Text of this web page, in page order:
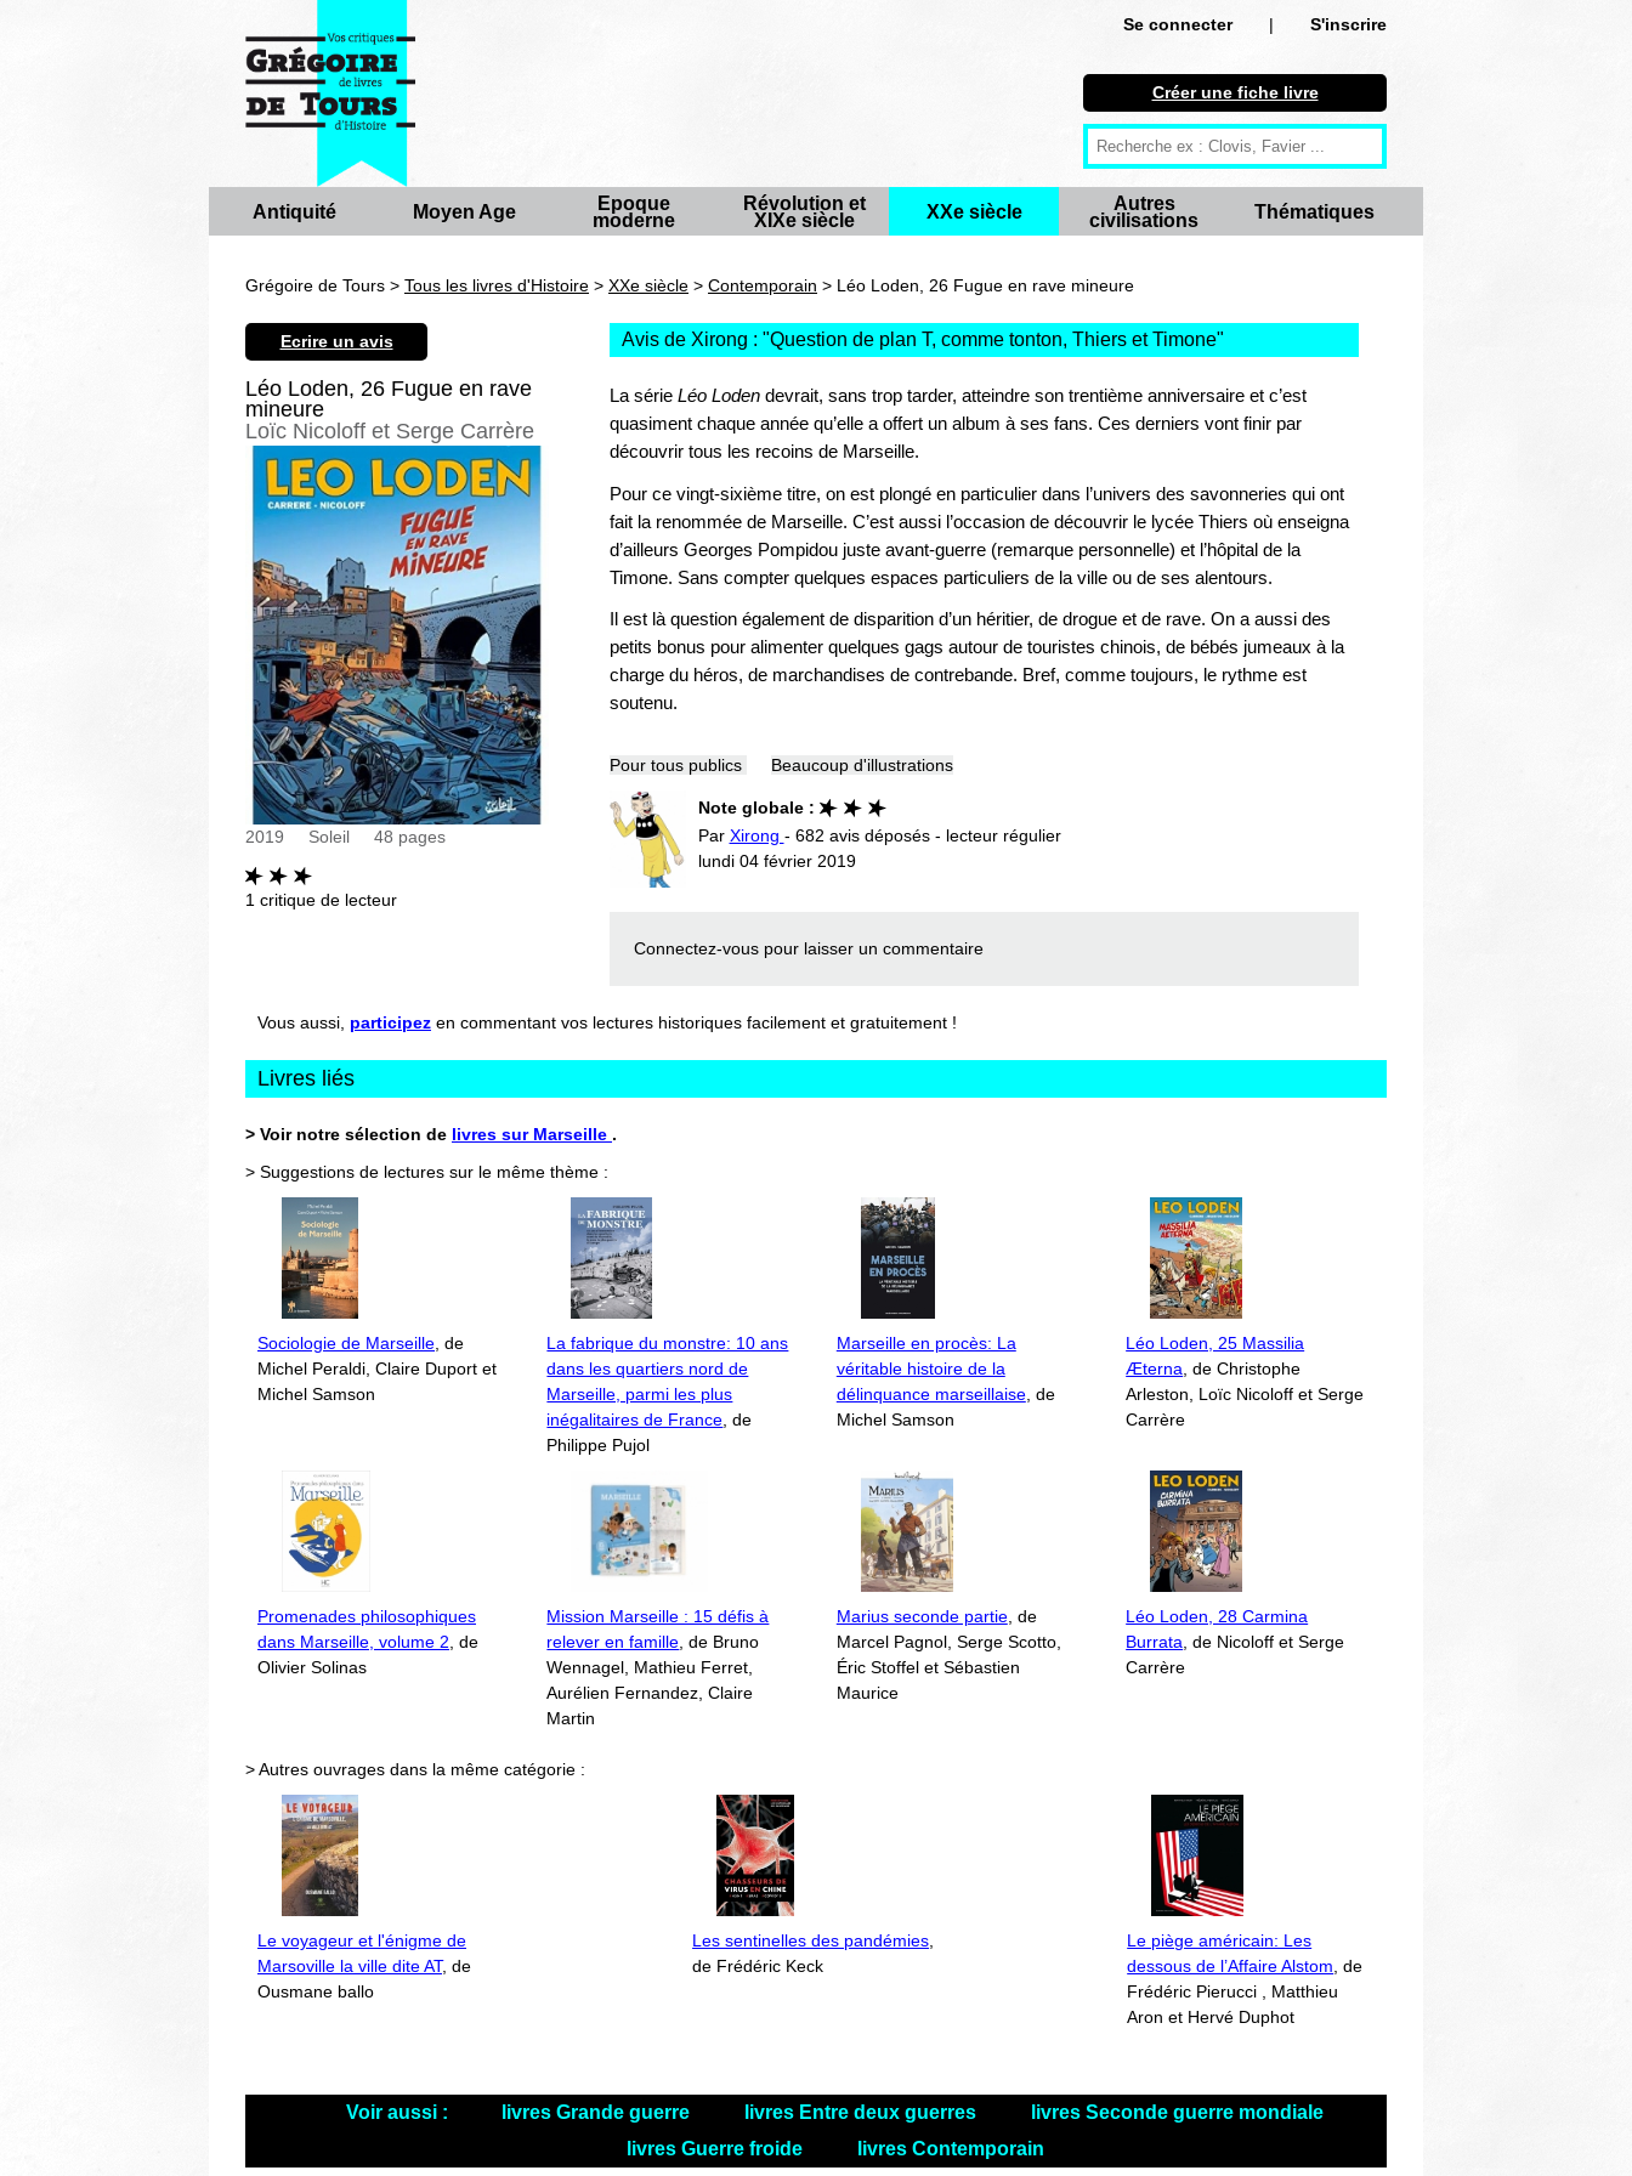
Se connecter |
S'inscrire
S'inscrire
Créer une fiche livre
Antiquité
Epoque moderne
Autres civilisations
Thématiques
Créer une fiche livre
Antiquité Moyen Age
Epoque
moderne
Révolution et
XIXe siècle
XXe siècle
Autres
civilisations
Thématiques
Grégoire de Tours > Tous les livres d'Histoire > XXe siècle > Contemporain > Léo Loden, 26 Fugue en rave mineure
Ecrire un avis
Léo Loden, 26 Fugue en rave
mineure
Loïc Nicoloff et Serge Carrère
2019 Soleil 48 pages
1 critique de lecteur
Avis de Xirong : "Question de plan T, comme tonton, Thiers et Timone"
La série Léo Loden devrait, sans trop tarder, atteindre son trentième anniversaire et c’est
quasiment chaque année qu’elle a offert un album à ses fans. Ces derniers vont finir par
découvrir tous les recoins de Marseille.
Pour ce vingt-sixième titre, on est plongé en particulier dans l’univers des savonneries qui ont
fait la renommée de Marseille. C’est aussi l’occasion de découvrir le lycée Thiers où enseigna
d’ailleurs Georges Pompidou juste avant-guerre (remarque personnelle) et l’hôpital de la
Timone. Sans compter quelques espaces particuliers de la ville ou de ses alentours.
Il est là question également de disparition d’un héritier, de drogue et de rave. On a aussi des
petits bonus pour alimenter quelques gags autour de touristes chinois, de bébés jumeaux à la
charge du héros, de marchandises de contrebande. Bref, comme toujours, le rythme est
soutenu.
Pour tous publics Beaucoup d'illustrations
Note globale :
Par Xirong - 682 avis déposés - lecteur régulier
lundi 04 février 2019
Connectez-vous pour laisser un commentaire
Vous aussi, participez en commentant vos lectures historiques facilement et gratuitement !
Livres liés
> Voir notre sélection de livres sur Marseille .
> Suggestions de lectures sur le même thème :
Sociologie de Marseille, de
Michel Peraldi, Claire Duport et
Michel Samson
La fabrique du monstre: 10 ans
dans les quartiers nord de
Marseille, parmi les plus
inégalitaires de France, de
Philippe Pujol
Marseille en procès: La
véritable histoire de la
délinquance marseillaise, de
Michel Samson
Léo Loden, 25 Massilia
Æterna, de Christophe
Arleston, Loïc Nicoloff et Serge
Carrère
Promenades philosophiques
dans Marseille, volume 2, de
Olivier Solinas
Mission Marseille : 15 défis à
relever en famille, de Bruno
Wennagel, Mathieu Ferret,
Aurélien Fernandez, Claire
Martin
Marius seconde partie, de
Marcel Pagnol, Serge Scotto,
Éric Stoffel et Sébastien
Maurice
Léo Loden, 28 Carmina
Burrata, de Nicoloff et Serge
Carrère
> Autres ouvrages dans la même catégorie :
Le voyageur et l'énigme de
Marsoville la ville dite AT, de
Ousmane ballo
Les sentinelles des pandémies,
de Frédéric Keck
Le piège américain: Les
dessous de l’Affaire Alstom, de
Frédéric Pierucci , Matthieu
Aron et Hervé Duphot
Voir aussi : livres Grande guerre livres Entre deux guerres
livres Seconde guerre mondiale
livres Guerre froide
livres Contemporain